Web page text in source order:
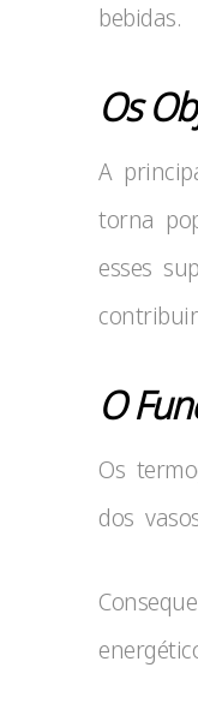
bebidas.
Os
A
torna
esses
O
Os
dos